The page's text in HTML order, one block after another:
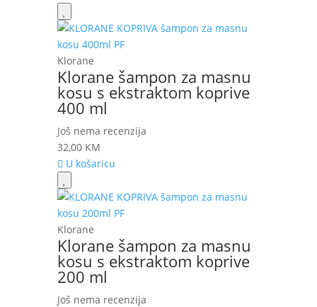
Klorane
Klorane šampon za masnu
kosu s ekstraktom koprive
400 ml
Još nema recenzija
32,00 KM
U košaricu
Klorane
Klorane šampon za masnu
kosu s ekstraktom koprive
200 ml
Još nema recenzija